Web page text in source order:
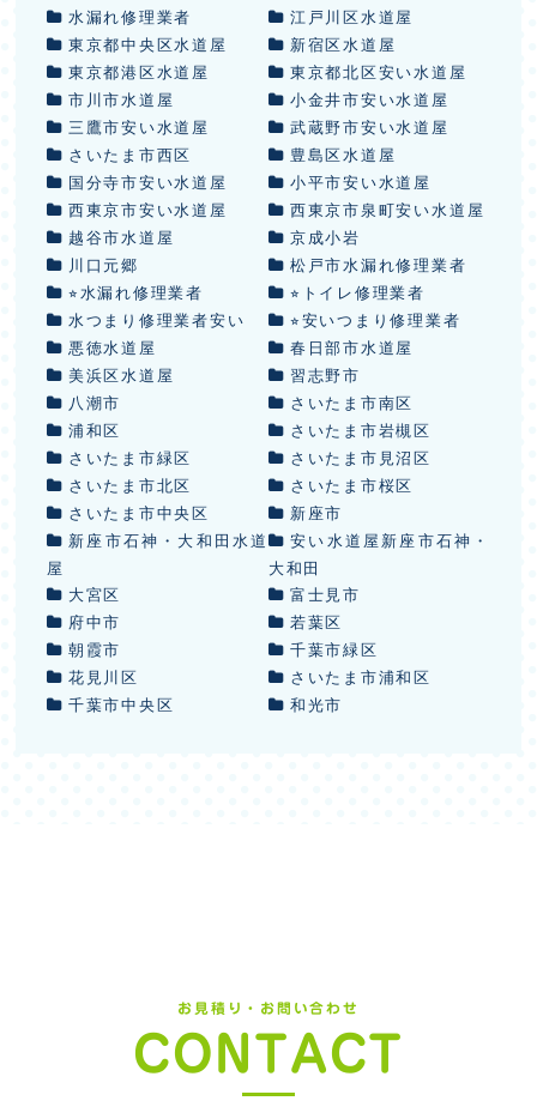
水漏れ修理業者
江戸川区水道屋
東京都中央区水道屋
新宿区水道屋
東京都港区水道屋
東京都北区安い水道屋
市川市水道屋
小金井市安い水道屋
三鷹市安い水道屋
武蔵野市安い水道屋
さいたま市西区
豊島区水道屋
国分寺市安い水道屋
小平市安い水道屋
西東京市安い水道屋
西東京市泉町安い水道屋
越谷市水道屋
京成小岩
川口元郷
松戸市水漏れ修理業者
⭐︎水漏れ修理業者
⭐︎トイレ修理業者
水つまり修理業者安い
⭐︎安いつまり修理業者
悪徳水道屋
春日部市水道屋
美浜区水道屋
習志野市
八潮市
さいたま市南区
浦和区
さいたま市岩槻区
さいたま市緑区
さいたま市見沼区
さいたま市北区
さいたま市桜区
さいたま市中央区
新座市
新座市石神・大和田水道
屋
安い水道屋新座市石神・
大和田
大宮区
富士見市
府中市
若葉区
朝霞市
千葉市緑区
花見川区
さいたま市浦和区
千葉市中央区
和光市
お見積り・お問い合わせ
CONTACT